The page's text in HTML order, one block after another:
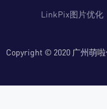
LinkPix图片优化
Copyright © 2020 广州萌